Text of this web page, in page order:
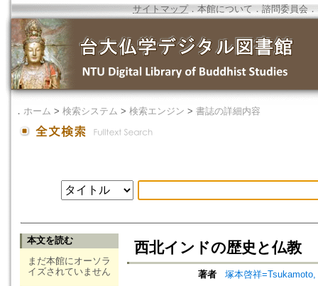
サイトマップ．本館について ． 諮問委員会 ．
． ホーム > 検索システム > 検索エンジン > 書誌の詳細内容
本文を読む
まだ本館にオーソラ
イズされていません
西北インドの歴史と仏教
著者
塚本啓祥